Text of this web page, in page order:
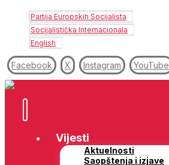
Partija Europskih Socijalista
Socijalistička Internacionala
English
Facebook X Instagram YouTube
Vijesti
Aktuelnosti
Saopštenja i izjave